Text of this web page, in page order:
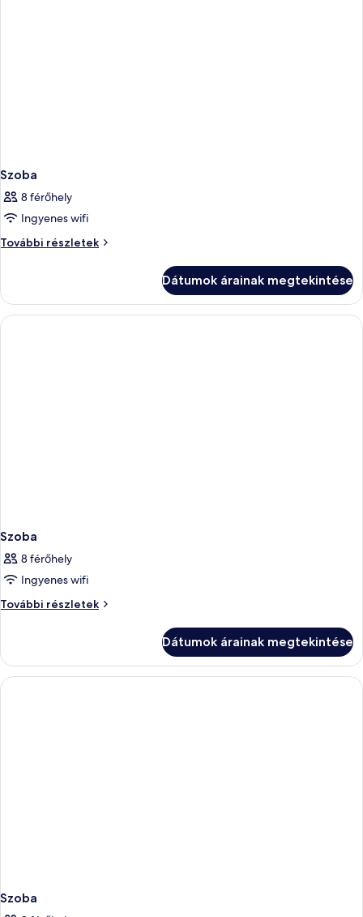
Szoba
8 férőhely
Ingyenes wifi
További részletek
Szoba
Dátumok árainak megtekintése
Szoba
8 férőhely
Ingyenes wifi
További részletek
Szoba
Dátumok árainak megtekintése
Szoba